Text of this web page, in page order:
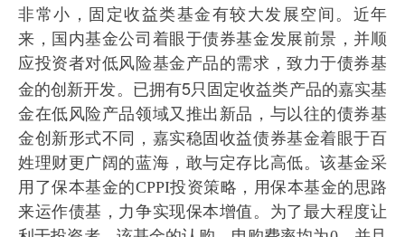
非常小，固定收益类基金有较大发展空间。近年
来，国内基金公司着眼于债券基金发展前景，并顺
应投资者对低风险基金产品的需求，致力于债券基
金的创新开发。已拥有5只固定收益类产品的嘉实基
金在低风险产品领域又推出新品，与以往的债券基
金创新形式不同，嘉实稳固收益债券基金着眼于百
姓理财更广阔的蓝海，敢与定存比高低。该基金采
用了保本基金的CPPI投资策略，用保本基金的思路
来运作债基，力争实现保本增值。为了最大程度让